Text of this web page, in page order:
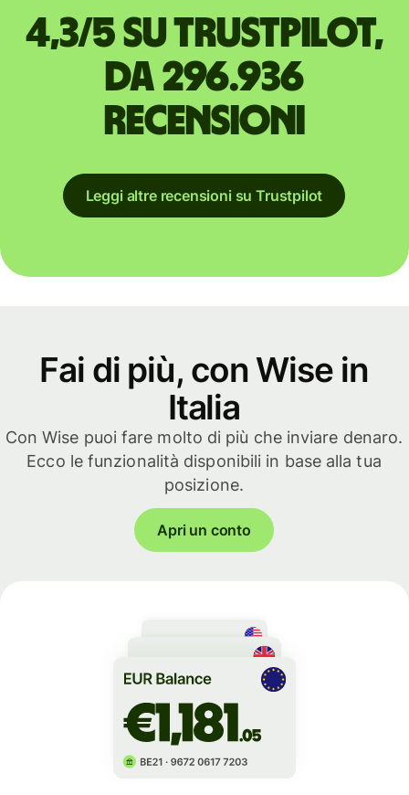
4,3/5 su Trustpilot,
da 296.936
recensioni
Leggi altre recensioni su Trustpilot
Fai di più, con Wise in
Italia
Con Wise puoi fare molto di più che inviare denaro.
Ecco le funzionalità disponibili in base alla tua
posizione.
Apri un conto